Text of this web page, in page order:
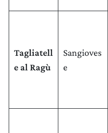
CERCA UN
Tagliatell
e al Ragù
Sangioves
e